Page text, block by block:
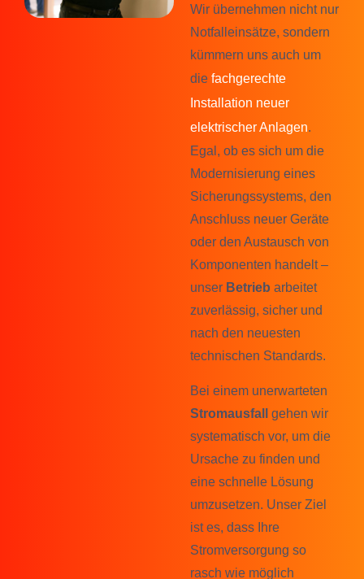
Wir übernehmen nicht nur
Notfalleinsätze, sondern
kümmern uns auch um
die fachgerechte
Installation neuer
elektrischer Anlagen.
Egal, ob es sich um die
Modernisierung eines
Sicherungssystems, den
Anschluss neuer Geräte
oder den Austausch von
Komponenten handelt –
unser Betrieb arbeitet
zuverlässig, sicher und
nach den neuesten
technischen Standards.
Bei einem unerwarteten
Stromausfall
gehen wir
systematisch vor, um die
Ursache zu finden und
eine schnelle Lösung
umzusetzen. Unser Ziel
ist es, dass Ihre
Stromversorgung so
rasch wie möglich